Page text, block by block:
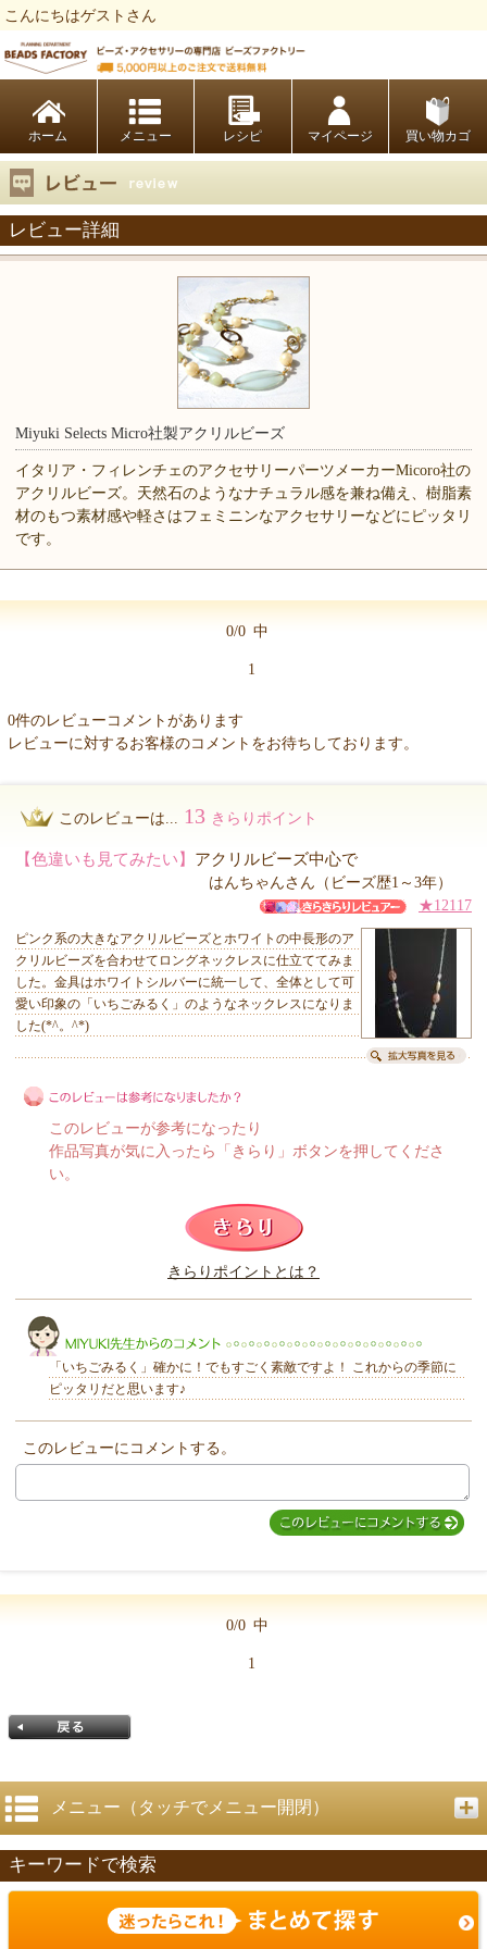
こんにちはゲストさん
ホーム レシピ マイページ 買い物カゴ
レビュー詳細
Miyuki Selects Micro社製アクリルビーズ
イタリア・フィレンチェのアクセサリーパーツメーカーMicoro社の
アクリルビーズ。天然石のようなナチュラル感を兼ね備え、樹脂素
材のもつ素材感や軽さはフェミニンなアクセサリーなどにピッタリ
です。
0/0 中
1
0件のレビューコメントがあります
レビューに対するお客様のコメントをお待ちしております。
このレビューは... 13 きらりポイント
【色違いも見てみたい】 アクリルビーズ中心で
はんちゃんさん（ビーズ歴1～3年）
★12117
ピンク系の大きなアクリルビーズとホワイトの中長形のア
クリルビーズを合わせてロングネックレスに仕立ててみま
した。金具はホワイトシルバーに統一して、全体として可
愛い印象の「いちごみるく」のようなネックレスになりま
した(*^。^*)
このレビューは参考になりましたか？
このレビューが参考になったり
作品写真が気に入ったら「きらり」ボタンを押してくださ
い。
きらりポイントとは？
「いちごみるく」確かに！でもすごく素敵ですよ！ これからの季節に
ピッタリだと思います♪
このレビューにコメントする。
0/0 中
1
戻る
メニュー（タッチでメニュー開閉）
キーワードで検索